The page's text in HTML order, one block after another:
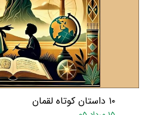
۱۰ داستان کوتاه لقمان